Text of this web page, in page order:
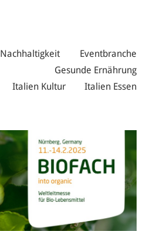
Nachhaltigkeit
Eventbranche
Gesunde Ernährung
Italien Kultur Italien Essen